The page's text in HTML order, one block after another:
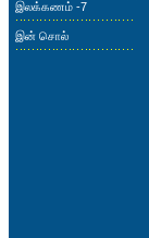
இலக்கணம் -7
இன் சொல்